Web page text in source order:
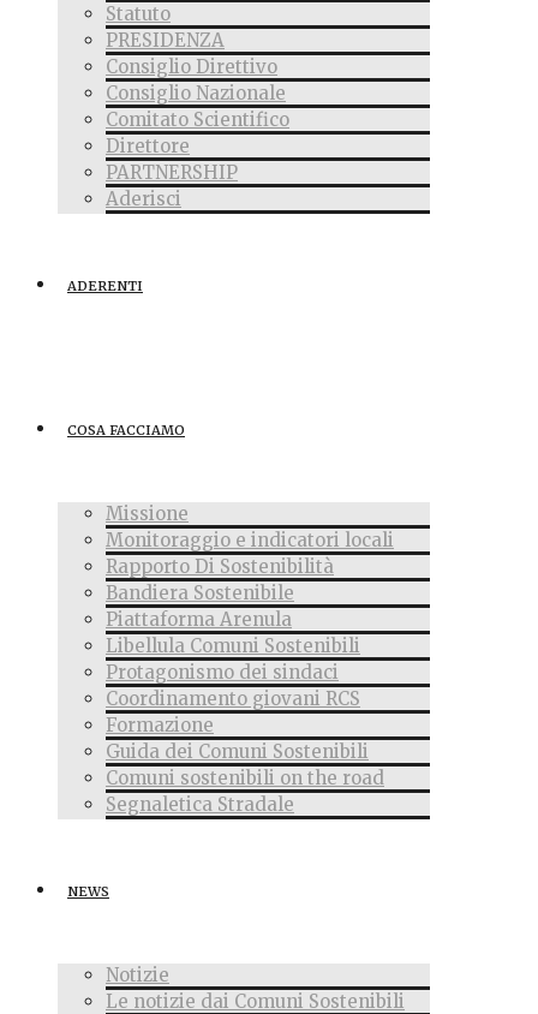
Statuto
PRESIDENZA
Consiglio Direttivo
Consiglio Nazionale
Comitato Scientifico
Direttore
PARTNERSHIP
Aderisci
ADERENTI
COSA FACCIAMO
Missione
Monitoraggio e indicatori locali
Rapporto Di Sostenibilità
Bandiera Sostenibile
Piattaforma Arenula
Libellula Comuni Sostenibili
Protagonismo dei sindaci
Coordinamento giovani RCS
Formazione
Guida dei Comuni Sostenibili
Comuni sostenibili on the road
Segnaletica Stradale
NEWS
Notizie
Le notizie dai Comuni Sostenibili